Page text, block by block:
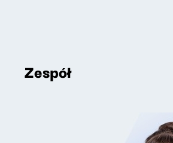
Zespół